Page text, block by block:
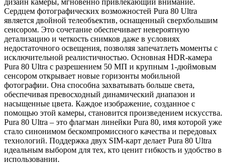
Сердцем фотографических возможностей Pura 80 Ultra
является двойной телеобъектив, оснащенный сверхбольшим
сенсором. Это сочетание обеспечивает невероятную
детализацию и четкость снимков даже в условиях
недостаточного освещения, позволяя запечатлеть моменты с
исключительной реалистичностью. Основная HDR-камера
Pura 80 Ultra с разрешением 50 МП и крупным 1-дюймовым
сенсором открывает новые горизонты мобильной
фотографии. Она способна захватывать больше света,
обеспечивая превосходный динамический диапазон и
насыщенные цвета. Каждое изображение, созданное с
помощью этой камеры, становится произведением искусства.
Pura 80 Ultra – это флагман линейки Pura 80, имя которой уже
стало синонимом бескомпромиссного качества и передовых
технологий. Поддержка двух SIM-карт делает Pura 80 Ultra
идеальным выбором для тех, кто ценит гибкость и удобство в
использовании.